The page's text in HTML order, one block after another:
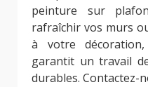
peinture sur
rafraîchir vos murs
à votre
garantit un travail
durables. Contactez-